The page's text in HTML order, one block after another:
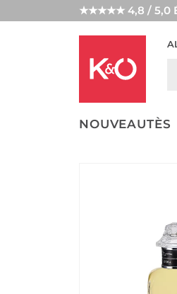
★★★★★ 4,8 / 5,0
NOUVEAUTÈS
LOOKS
WEDDING